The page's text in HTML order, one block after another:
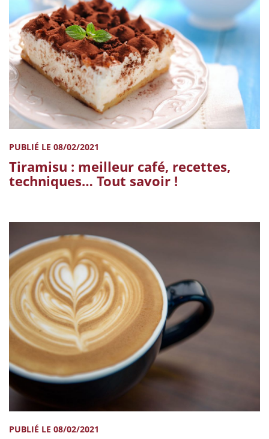
PUBLIÉ LE 08/02/2021
Tiramisu : meilleur café, recettes,
techniques… Tout savoir !
PUBLIÉ LE 08/02/2021